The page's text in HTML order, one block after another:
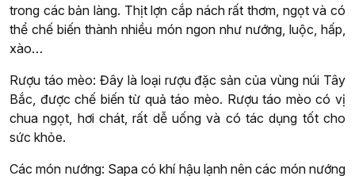
trong các bản làng. Thịt lợn cắp nách rất thơm, ngọt và có
thể chế biến thành nhiều món ngon như nướng, luộc, hấp,
xào…
Rượu táo mèo: Đây là loại rượu đặc sản của vùng núi Tây
Bắc, được chế biến từ quả táo mèo. Rượu táo mèo có vị
chua ngọt, hơi chát, rất dễ uống và có tác dụng tốt cho
sức khỏe.
Các món nướng: Sapa có khí hậu lạnh nên các món nướng